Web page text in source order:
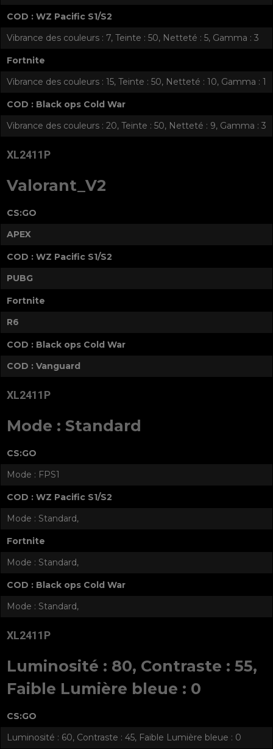
COD : WZ Pacific S1/S2
Vibrance des couleurs : 7, Teinte : 50, Netteté : 5, Gamma : 3
Fortnite
Vibrance des couleurs : 15, Teinte : 50, Netteté : 10, Gamma : 1
COD : Black ops Cold War
Vibrance des couleurs : 20, Teinte : 50, Netteté : 9, Gamma : 3
XL2411P
Valorant_V2
CS:GO
APEX
COD : WZ Pacific S1/S2
PUBG
Fortnite
R6
COD : Black ops Cold War
COD : Vanguard
XL2411P
Mode : Standard
CS:GO
Mode : FPS1
COD : WZ Pacific S1/S2
Mode : Standard,
Fortnite
Mode : Standard,
COD : Black ops Cold War
Mode : Standard,
XL2411P
Luminosité : 80, Contraste : 55,
Faible Lumière bleue : 0
CS:GO
Luminosité : 60, Contraste : 45, Faible Lumière bleue : 0